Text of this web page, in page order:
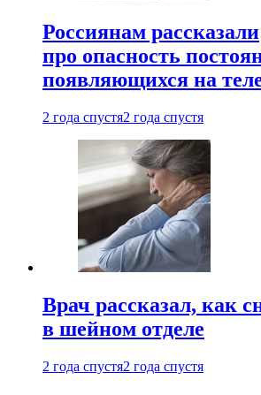
Россиянам рассказали
про опасность
появляющихся на
2 года спустя2 года спустя
Врач рассказал, как
в шейном отделе
2 года спустя2 года спустя